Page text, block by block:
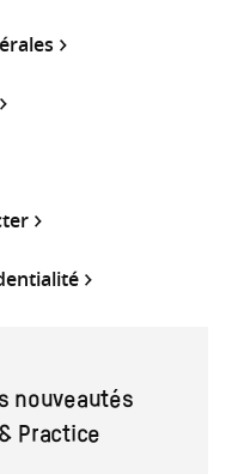
nouveautés
Practice